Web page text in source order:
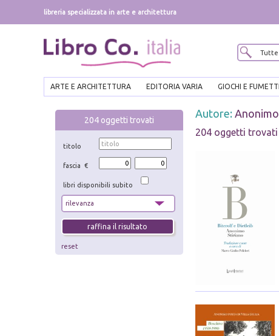
libreria specializzata in arte e architettura
ARTE E ARCHITETTURA EDITORIA VARIA GIOCHI E FUMETTI
204 oggetti trovati
titolo
fascia €
libri disponibili subito
reset
Autore: Anonimo
204 oggetti trovati